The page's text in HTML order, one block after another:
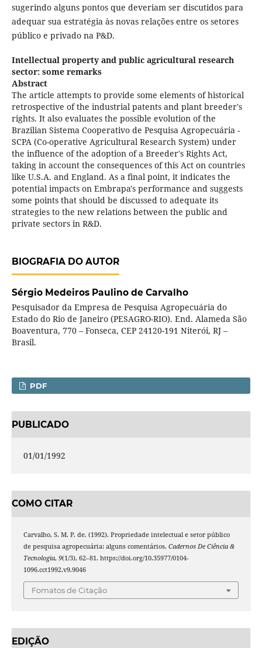
sugerindo alguns pontos que deveriam ser discutidos para
adequar sua estratégia às novas relações entre os setores
público e privado na P&D.
Intellectual property and public agricultural research
sector: some remarks
Abstract
The article attempts to provide some elements of historical
retrospective of the industrial patents and plant breeder's
rights. It also evaluates the possible evolution of the
Brazilian Sistema Cooperativo de Pesquisa Agropecuária -
SCPA (Co-operative Agricultural Research System) under
the influence of the adoption of a Breeder's Rights Act,
taking in account the consequences of this Act on countries
like U.S.A. and England. As a final point, it indicates the
potential impacts on Embrapa's performance and suggests
some points that should be discussed to adequate its
strategies to the new relations between the public and
private sectors in R&D.
BIOGRAFIA DO AUTOR
Sérgio Medeiros Paulino de Carvalho
Pesquisador da Empresa de Pesquisa Agropecuária do
Estado do Rio de Janeiro (PESAGRO-RIO). End. Alameda São
Boaventura, 770 – Fonseca, CEP 24120-191 Niterói, RJ –
Brasil.
PDF
PUBLICADO
01/01/1992
COMO CITAR
Carvalho, S. M. P. de. (1992). Propriedade intelectual e setor público
de pesquisa agropecuária: alguns comentários. Cadernos De Ciência &
Tecnologia, 9(1/3), 62–81. https://doi.org/10.35977/0104-
1096.cct1992.v9.9046
Fomatos de Citação
EDIÇÃO